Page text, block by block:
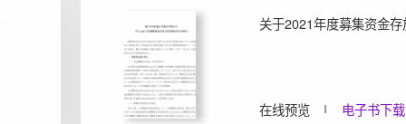
在线预览 电子书下载